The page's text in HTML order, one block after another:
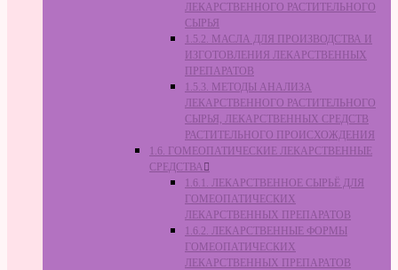
ЛЕКАРСТВЕННОГО РАСТИТЕЛЬНОГО
СЫРЬЯ
1.5.2. МАСЛА ДЛЯ ПРОИЗВОДСТВА И
ИЗГОТОВЛЕНИЯ ЛЕКАРСТВЕННЫХ
ПРЕПАРАТОВ
1.5.3. МЕТОДЫ АНАЛИЗА
ЛЕКАРСТВЕННОГО РАСТИТЕЛЬНОГО
СЫРЬЯ, ЛЕКАРСТВЕННЫХ СРЕДСТВ
РАСТИТЕЛЬНОГО ПРОИСХОЖДЕНИЯ
1.6. ГОМЕОПАТИЧЕСКИЕ ЛЕКАРСТВЕННЫЕ
СРЕДСТВА
1.6.1. ЛЕКАРСТВЕННОЕ СЫРЬЁ ДЛЯ
ГОМЕОПАТИЧЕСКИХ
ЛЕКАРСТВЕННЫХ ПРЕПАРАТОВ
1.6.2. ЛЕКАРСТВЕННЫЕ ФОРМЫ
ГОМЕОПАТИЧЕСКИХ
ЛЕКАРСТВЕННЫХ ПРЕПАРАТОВ